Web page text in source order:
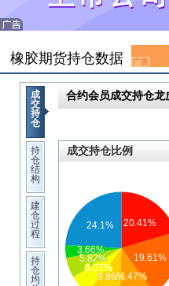
橡胶期货持仓数据